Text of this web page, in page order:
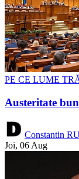
PE CE LUME
Austeritate
Constantin
Joi, 06 Aug